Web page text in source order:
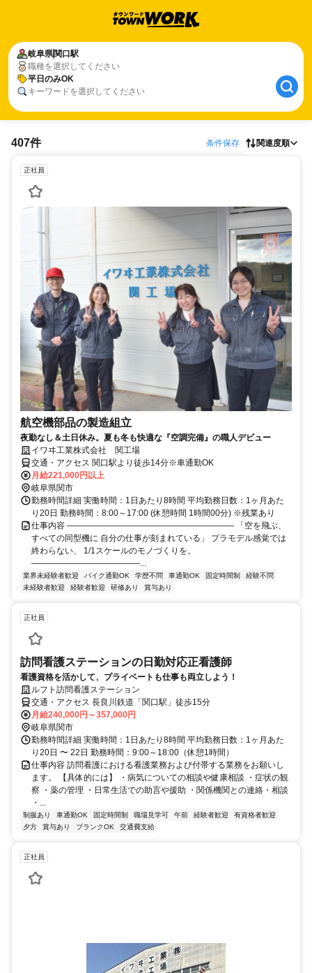
岐阜県関口駅
職種を選択してください
平日のみOK
キーワードを選択してください
407件 条件保存 関連度順
正社員
航空機部品の製造組立
夜勤なし＆土日休み。夏も冬も快適な『空調完備』の職人デビュー
イワヰ工業株式会社 関工場
交通・アクセス 関口駅より徒歩14分※車通勤OK
月給221,000円以上
岐阜県関市
勤務時間詳細 実働時間：1日あたり8時間 平均勤務日数：1ヶ月あた
り20日 勤務時間：8:00～17:00 (休憩時間 1時間00分) ※残業あり
仕事内容 ―――――――――――――――――――― 「空を飛ぶ、
すべての同型機に 自分の仕事が刻まれている」 プラモデル感覚では
終わらない、 1/1スケールのモノづくりを。
―――――――――――――...
業界未経験者歓迎 バイク通勤OK 学歴不問 車通勤OK 固定時間制
経験不問
未経験者歓迎
経験者歓迎 研修あり 賞与あり
正社員
訪問看護ステーションの日勤対応正看護師
看護資格を活かして、プライベートも仕事も両立しよう！
ルフト訪問看護ステーション
交通・アクセス 長良川鉄道「関口駅」徒歩15分
月給240,000円～357,000円
岐阜県関市
勤務時間詳細 実働時間：1日あたり8時間 平均勤務日数：1ヶ月あた
り20日 〜 22日 勤務時間：9:00～18:00（休憩1時間）
仕事内容 訪問看護における看護業務および付帯する業務をお願いし
ます。 【具体的には】 ・病気についての相談や健康相談 ・症状の観
察 ・薬の管理 ・日常生活での助言や援助 ・関係機関との連絡・相談
・...
制服あり 車通勤OK 固定時間制 職場見学可 午前 経験者歓迎
有資格者歓迎
夕方
賞与あり ブランクOK 交通費支給
正社員